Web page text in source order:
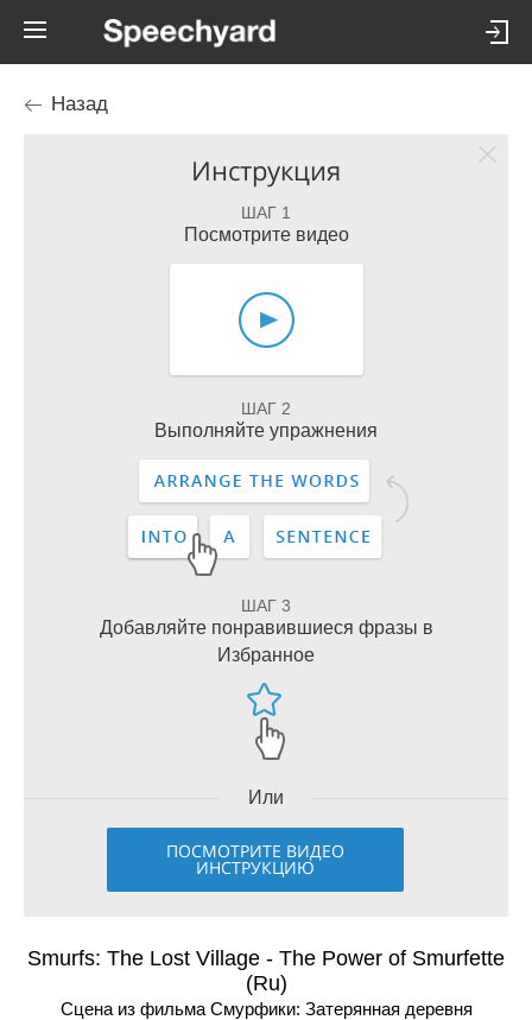
Назад
Инструкция
ШАГ 1
Посмотрите видео
ШАГ 2
Выполняйте упражнения
ШАГ 3
Добавляйте понравившиеся фразы в
Избранное
Или
ПОСМОТРИТЕ ВИДЕО
ИНСТРУКЦИЮ
Smurfs: The Lost Village - The Power of Smurfette
(Ru)
Сцена из фильма Смурфики: Затерянная деревня